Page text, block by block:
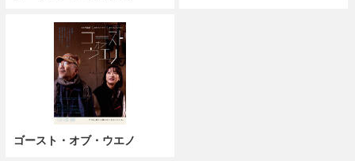
ゴースト・オブ・ウエノ